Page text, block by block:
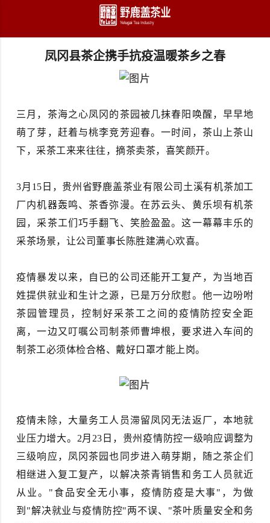
跳至主要内容
凤冈县茶企携手抗疫温暖茶乡之春
三月，茶海之心凤冈的茶园被几抹春阳唤醒，早早地
萌了芽，赶着与桃李竞芳迎春。一时间，茶山上茶山
下，采茶工来来往往，摘茶卖茶，喜笑颜开。
3月15日，贵州省野鹿盖茶业有限公司土溪有机茶加工
厂内机器轰鸣、茶香弥漫。在苏云头、黄乐坝有机茶
园，采茶工们巧手翻飞、笑脸盈盈。这一幕幕丰乐的
采茶场景，让公司董事长陈胜建满心欢喜。
疫情暴发以来，自已的公司还能开工复产，为当地百
姓提供就业和生计之源，已是万分欣慰。他一边吩咐
茶园管理员，控制好采茶工之间的疫情防控安全距
离，一边又叮嘱公司制茶师曹坤根，要求进入车间的
制茶工必须体检合格、戴好口罩才能上岗。
疫情未除，大量务工人员滞留凤冈无法返厂，本地就
业压力增大。2月23日，贵州疫情防控一级响应调整为
三级响应，凤冈茶园也同步进入萌芽期，随之茶企们
相继进入复工复产，以解决茶青销售和务工人员就近
从业。"食品安全无小事，疫情防疫是大事"，为做
到"解决就业与疫情防控"两不误、"茶叶质量安全和务